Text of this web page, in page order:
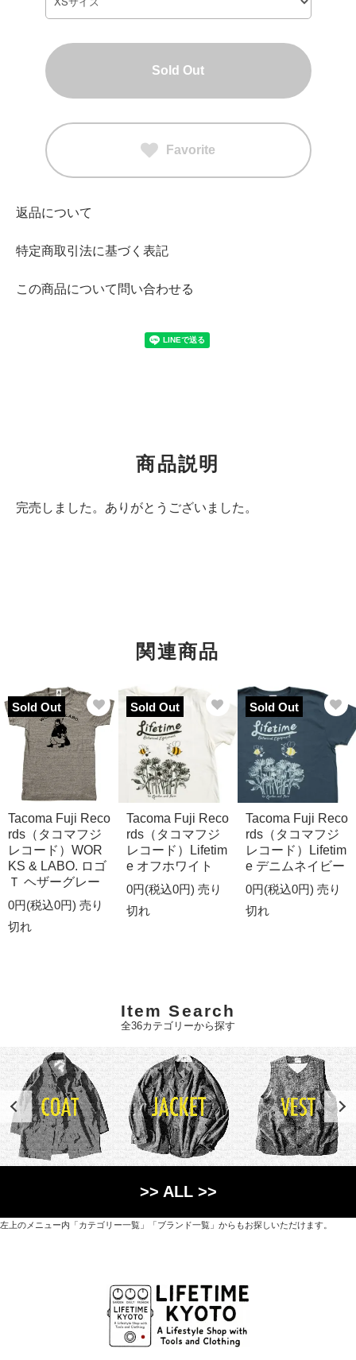
Sold Out
Favorite
返品について
特定商取引法に基づく表記
この商品について問い合わせる
商品説明
完売しました。ありがとうございました。
関連商品
Sold Out
Tacoma Fuji Reco
rds（タコマフジ
レコード）WOR
KS & LABO. ロゴ
Ｔ ヘザーグレー
0円(税込0円) 売り
切れ
Sold Out
Tacoma Fuji Reco
rds（タコマフジ
レコード）Lifetim
e オフホワイト
0円(税込0円)売り
切れ
Sold Out
Tacoma Fuji Reco
rds（タコマフジ
レコード）Lifetim
e デニムネイビー
0円(税込0円) 売り
切れ
Item Search
全36カテゴリーから探す
>> ALL >>
左上のメニュー内「カテゴリー一覧」「ブランド一覧」からもお探しいただけます。
オリジナルを含むファッションアイテムが中心の
京都・紫野にあるライフスタイルショップです。
京都府京都市北区紫野上築山町21（1階と2階）